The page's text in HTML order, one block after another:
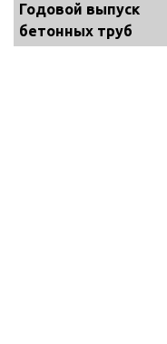
Годовой выпуск
бетонных труб